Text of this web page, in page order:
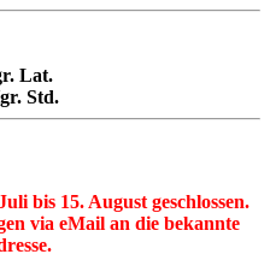
Lat.
Std.
bis 15. August geschlossen.
via eMail an die bekannte